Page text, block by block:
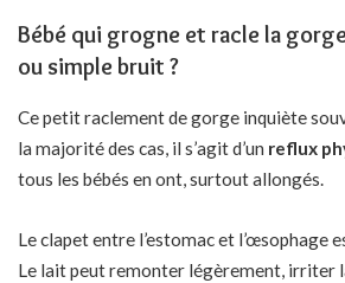
Bébé qui grogne et racle la
ou simple bruit ?
Ce petit raclement de gorge inquiète
la majorité des cas, il s’agit d’un reflux
tous les bébés en ont, surtout allongés.
Le clapet entre l’estomac et l’œsophage
Le lait peut remonter légèrement, irriter